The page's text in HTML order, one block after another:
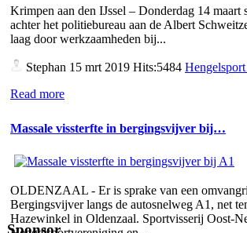
Krimpen aan den IJssel – Donderdag 14
achter het politiebureau aan de Albert
laag door werkzaamheden bij...
Stephan 15 mrt 2019 Hits:5484
Read more
Massale vissterfte in bergingsvijver bij…
OLDENZAAL - Er is sprake van een
Bergingsvijver langs de autosnelweg A1, net
Hazewinkel in Oldenzaal. Sportvisserij Oost-
Sponsor